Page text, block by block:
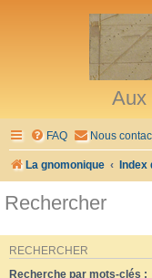
Aux
FAQ Nous
La gnomonique Index
Rechercher
RECHERCHER
Recherche par mots-clés :